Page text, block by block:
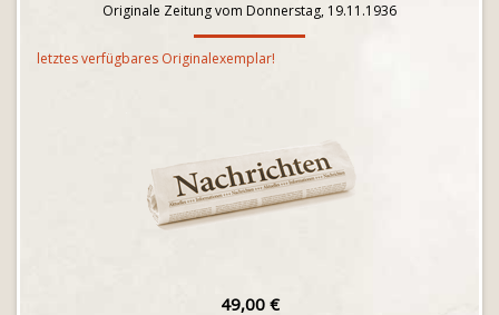
Originale Zeitung vom Donnerstag, 19.11.1936
letztes verfügbares Originalexemplar!
49,00 €